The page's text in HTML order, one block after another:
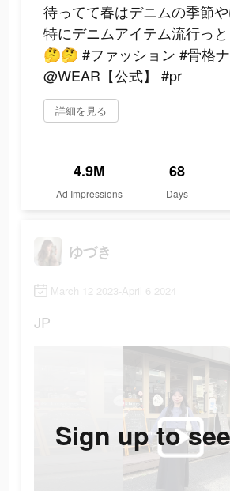
待ってて春はデニムの季節
特にデニムアイテム流行っ
🤔🤔 #ファッション #骨格
@WEAR【公式】 #pr
詳細を見る
4.9M
Ad Impressions
68
Days
ゆづき
March 12 2023-April 6 2024
JP
Sign up to